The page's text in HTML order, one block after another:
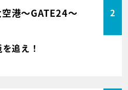
港～GATE24～ 2
追え！